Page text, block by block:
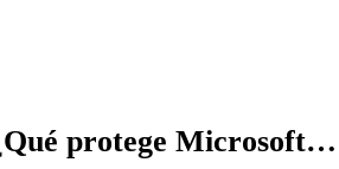
protege Microsoft…